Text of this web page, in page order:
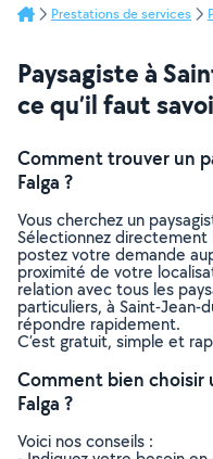
Prestations de services
Paysagiste à
ce qu’il faut
Comment trouver un
Falga ?
Vous cherchez un
Sélectionnez
postez votre demande
proximité de votre
relation avec tous les
particuliers, à Saint-Jean-
répondre rapidement.
C’est gratuit, simple et
Comment bien choisir
Falga ?
Voici nos conseils :